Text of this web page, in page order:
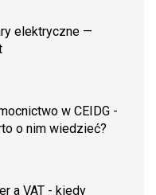
elektryczne —
w CEIDG -
o nim wiedzieć?
a VAT - kiedy